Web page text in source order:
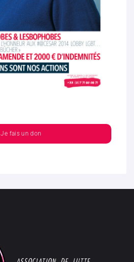
Je fais un don